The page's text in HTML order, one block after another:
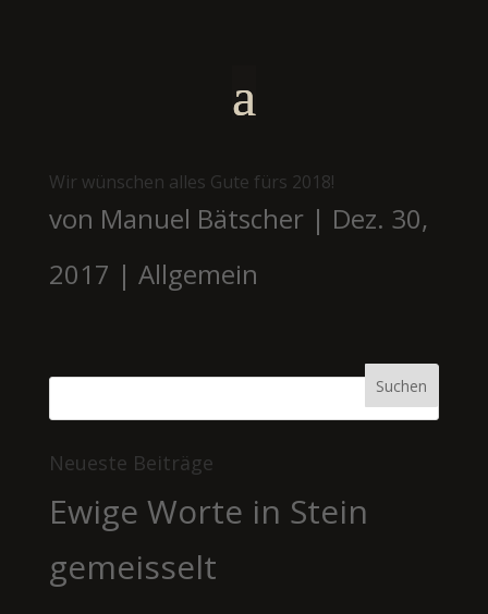
Wir wünschen alles Gute fürs 2018!
von Manuel Bätscher| Dez. 30,
2017 | Allgemein
Neueste Beiträge
Ewige Worte in Stein
gemeisselt